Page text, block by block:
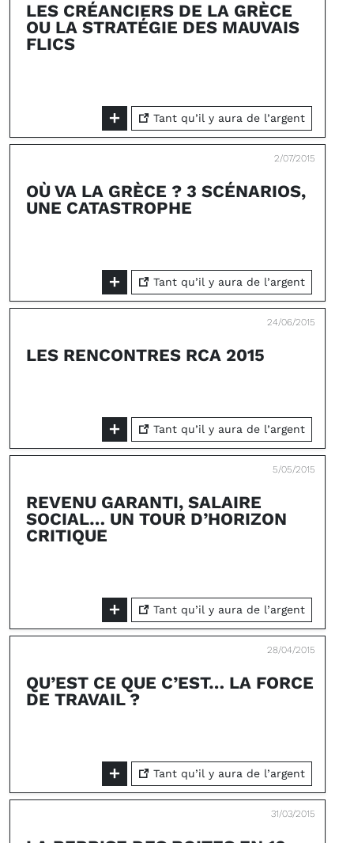
LES CRÉANCIERS DE LA GRÈCE
OU LA STRATÉGIE DES MAUVAIS
FLICS
Tant qu’il y aura de l’argent
2/07/2015
OÙ VA LA GRÈCE ? 3 SCÉNARIOS,
UNE CATASTROPHE
Tant qu’il y aura de l’argent
24/06/2015
LES RENCONTRES RCA 2015
Tant qu’il y aura de l’argent
5/05/2015
REVENU GARANTI, SALAIRE
SOCIAL… UN TOUR D’HORIZON
CRITIQUE
Tant qu’il y aura de l’argent
28/04/2015
QU’EST CE QUE C’EST… LA FORCE
DE TRAVAIL ?
Tant qu’il y aura de l’argent
31/03/2015